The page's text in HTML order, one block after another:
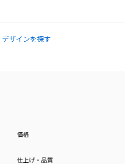
デザインを探す
価格
仕上げ・品質